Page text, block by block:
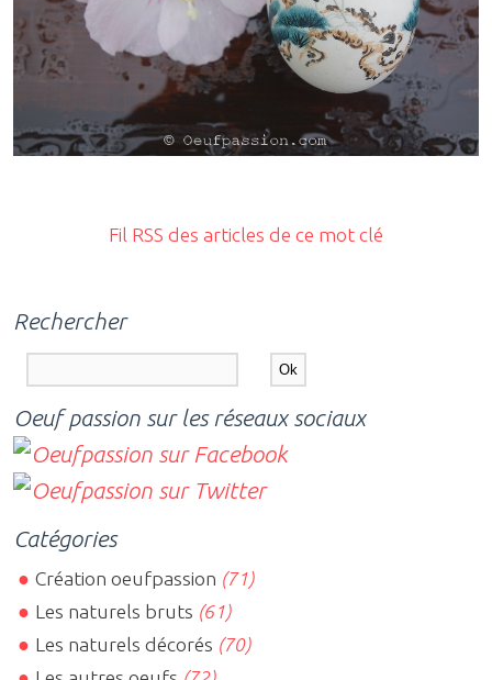
Fil RSS des articles de ce mot clé
Rechercher
Oeuf passion sur les réseaux sociaux
Catégories
Création oeufpassion (71)
Les naturels bruts (61)
Les naturels décorés (70)